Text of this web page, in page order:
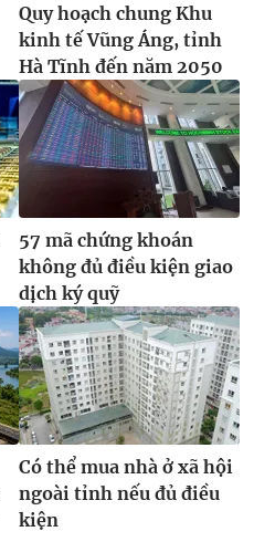
Quy hoạch chung Khu
kinh tế Vũng Áng, tỉnh
Hà Tĩnh đến năm 2050
57 mã chứng khoán
không đủ điều kiện giao
dịch ký quỹ
Có thể mua nhà ở xã hội
ngoài tỉnh nếu đủ điều
kiện